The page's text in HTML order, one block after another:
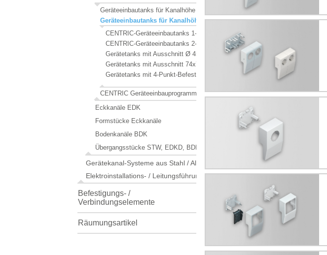
Geräteeinbautanks für Kanalhöhe 50 mm
Geräteeinbautanks für Kanalhöhe 70 mm
CENTRIC-Geräteeinbautanks 1-fach 5001
CENTRIC-Geräteeinbautanks 2-fach 1886 und 5002
Gerätetanks mit Ausschnitt Ø 45 mm 1887
Gerätetanks mit Ausschnitt 74x74 mm 2887
Gerätetanks mit 4-Punkt-Befestigung 2887
CENTRIC Geräteeinbauprogramme
Eckkanäle EDK
Formstücke Eckkanäle
Bodenkanäle BDK
Übergangsstücke STW, EDKD, BDK, APAS
Gerätekanal-Systeme aus Stahl / Alu
Elektroinstallations- / Leitungsführungskanal-Systeme aus Stahl / Alu / GFK
Befestigungs- /
Verbindungselemente
Räumungsartikel